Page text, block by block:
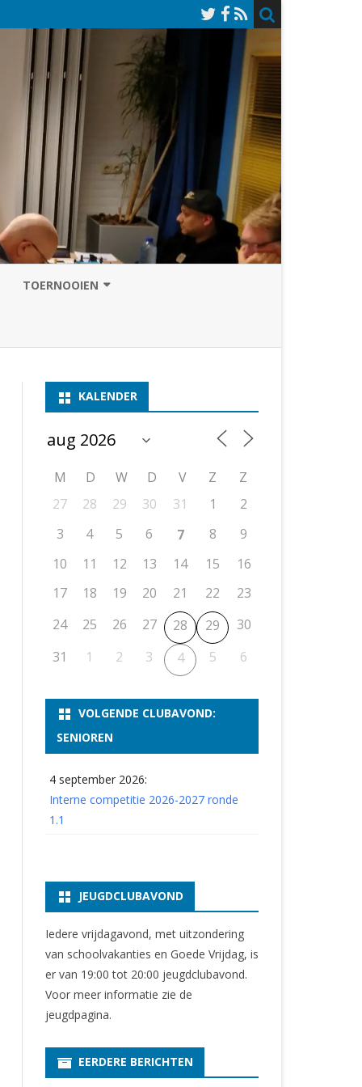
VAN SCHAAKCLUB
ASSEN 2
ASSEN 3
ASSEN I
ASSEN II
NOSBO-BEKER OPEN
T/M 1900
T/M 1700
KNSB-COMPETITIE
NOSBO-COMPETITIE
KNSB-JEUGDCOMPETITIE
TOERNOOIEN
KALENDER
M D W D V Z
Z
27
28 29 30 31 1
2
3
4 5 6 7 8
9
10
11 12 13 14 15
16
17
18 19 20 21 22
23
24
25 26 27 28 29
30
31
1 2 3 4 5 6
VOLGENDE CLUBAVOND:
SENIOREN
4 september 2026:
Interne competitie 2026-2027 ronde
1.1
JEUGDCLUBAVOND
Iedere vrijdagavond, met uitzondering
van schoolvakanties en Goede Vrijdag, is
er van 19:00 tot 20:00 jeugdclubavond.
Voor meer informatie zie de
jeugdpagina.
EERDERE BERICHTEN